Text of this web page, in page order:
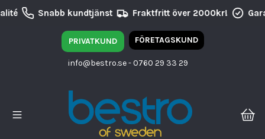
Snabb kundtjänst Fraktfritt över 2000kr!
PRIVATKUND FÖRETAGSKUND
info@bestro.se- 0760 29 33 29